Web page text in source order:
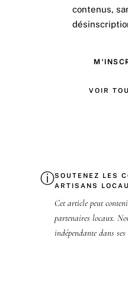
contenus,
VOIR
ⓘSOUTENEZ LES
ARTISANS
Cet article peut
partenaires locaux.
indépendante dans